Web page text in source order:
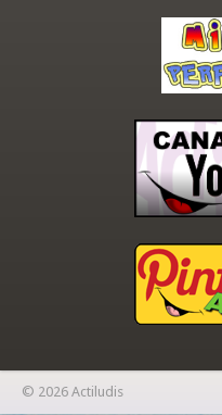
© 2026 Actiludis